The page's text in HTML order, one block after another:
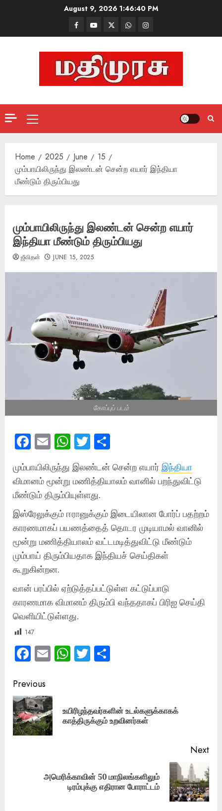
August 9, 20261:46:41 PM
FacebookMathemurasu
TV
TwitterWhatsAppInstagram
Primary
Menu
Home 2025 June
15
மும்பாயிலிருந்து இலண்டன் சென்ற எயார் இந்தியா
மீண்டும் திரும்பியது
மும்பாயிலிருந்து இலண்டன் சென்ற எயார்
இந்தியா மீண்டும் திரும்பியது
ஜீவிதன் JUNE 15, 2025
கோப்புப் படம்
Facebook
EmailWhatsApp
Twitter
மும்பாயிலிருந்து இலண்டன் சென்ற எயார் இந்தியா
விமானம் மூன்று மணித்தியாலம் வானில் பறந்துவிட்டு
மீண்டும் திரும்பியுள்ளது.
இஸ்ரேலுக்கும் ஈரானுக்கும் இடையிலான போர்ப் பதற்றம்
காரணமாகப் பயணத்தைத் தொடர முடியாமல் வானில்
மூன்று மணித்தியாலம் வட்டமடித்துவிட்டு மீண்டும்
மும்பாய் திரும்பியதாக இந்தியச் செய்திகள்
கூறுகின்றன.
வான் பரப்பில் ஏற்டுத்தப்பட்டுள்ள கட்டுப்பாடு
காரணமாக விமானம் திரும்பி வந்ததாகப் பிரிஐ செய்தி
வெளியிட்டுள்ளது.
147
Facebook
EmailWhatsApp
Twitter
Post
navigation
Previous
உயிரிழந்தவர்களின் உடல்களுக்காகக்
காத்திருக்கும் உறவினர்கள்
Next
அமெரிக்காவின் 50 மாநிலங்களிலும்
டிரம்புக்கு எதிரான போராட்டம்